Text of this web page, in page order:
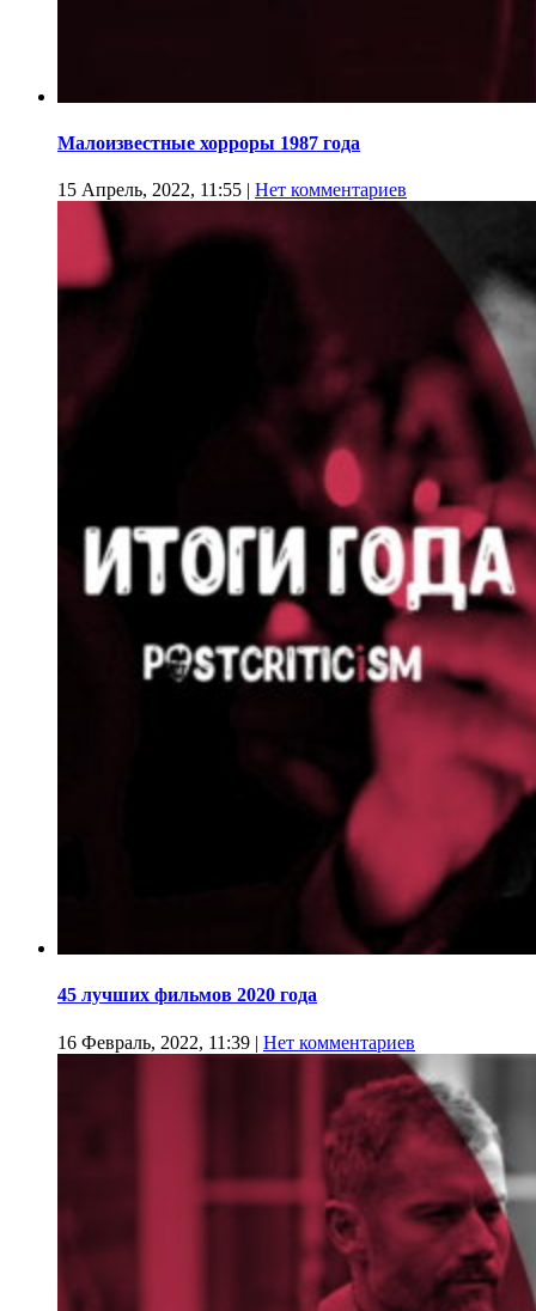
Малоизвестные хорроры 1987 года
15 Апрель, 2022, 11:55 | Нет комментариев
45 лучших фильмов 2020 года
16 Февраль, 2022, 11:39 | Нет комментариев